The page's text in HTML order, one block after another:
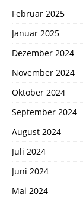
Februar 2025
Januar 2025
Dezember 2024
November 2024
Oktober 2024
September 2024
August 2024
Juli 2024
Juni 2024
Mai 2024